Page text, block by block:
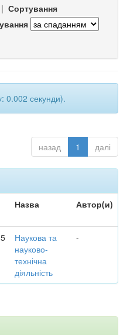
| Сортування
0.002 секунди).
назад 1 далі
Назва Автор(и)
Наукова та
науково-
технічна
діяльність
-